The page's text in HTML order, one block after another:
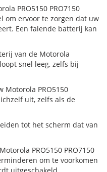
PRO5150 PRO7150
om ervoor te zorgen dat uw
Een falende batterij kan
van de Motorola
loopt snel leeg, zelfs bij
Motorola PRO5150
uit, zelfs als de
tot het scherm dat van
PRO5150 PRO7150
om te voorkomen